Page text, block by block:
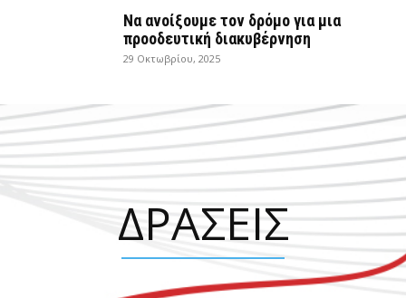
Να ανοίξουμε τον δρόμο για μια
προοδευτική διακυβέρνηση
29 Οκτωβρίου, 2025
ΔΡΑΣΕΙΣ